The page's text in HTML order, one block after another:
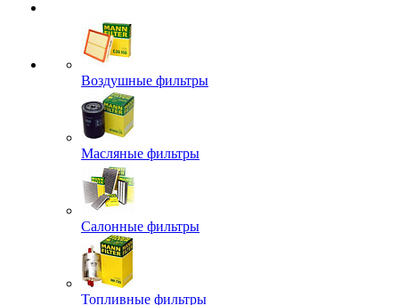
Воздушные фильтры
Масляные фильтры
Салонные фильтры
Топливные фильтры